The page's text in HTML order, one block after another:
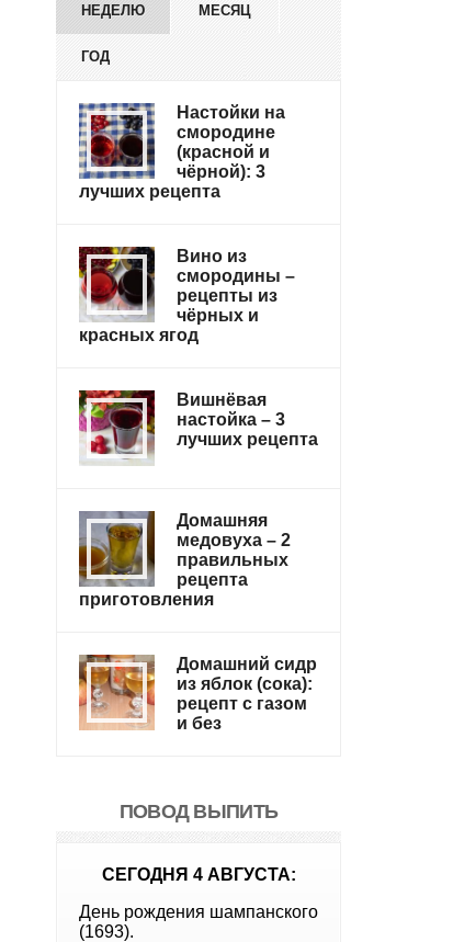
НЕДЕЛЮ МЕСЯЦ
ГОД
Настойки на
смородине
(красной и
чёрной): 3
лучших рецепта
Вино из
смородины –
рецепты из
чёрных и
красных ягод
Вишнёвая
настойка – 3
лучших рецепта
Домашняя
медовуха – 2
правильных
рецепта
приготовления
Домашний сидр
из яблок (сока):
рецепт с газом
и без
ПОВОД ВЫПИТЬ
СЕГОДНЯ 4 АВГУСТА:
День рождения шампанского
(1693).